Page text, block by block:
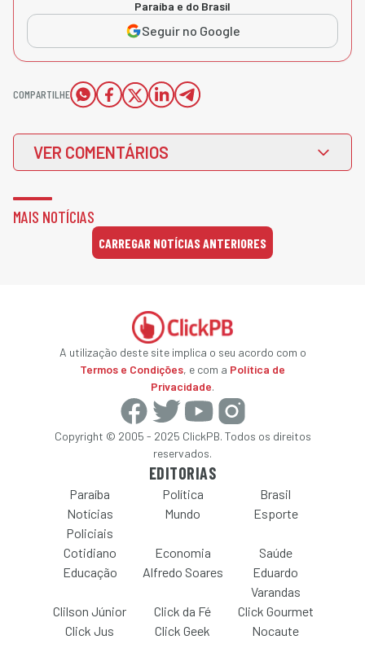
Paraíba e do Brasil
Seguir no Google
COMPARTILHE
VER COMENTÁRIOS
MAIS NOTÍCIAS
CARREGAR NOTÍCIAS ANTERIORES
A utilização deste site implica o seu acordo com o
Termos e Condições, e com a Política de
Privacidade.
Copyright © 2005 - 2025 ClickPB. Todos os direitos
reservados.
EDITORIAS
Paraíba Política
Brasil
Notícias
Policiais
Mundo Esporte
Cotidiano Economia
Saúde
Educação
Alfredo Soares
Eduardo
Varandas
Clilson Júnior
Click da Fé
Click Gourmet
Click Jus
Click Geek Nocaute